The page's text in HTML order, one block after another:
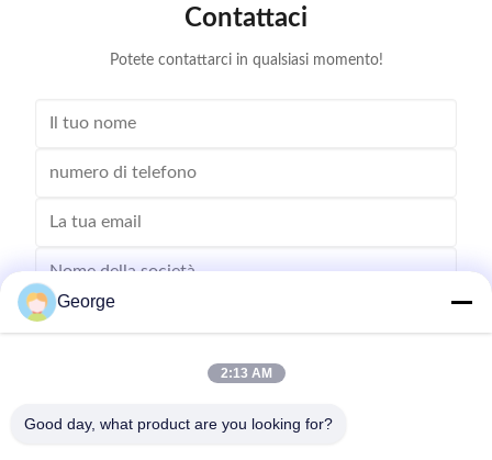
Contattaci
Potete contattarci in qualsiasi momento!
George
2:13 AM
Good day, what product are you looking for?